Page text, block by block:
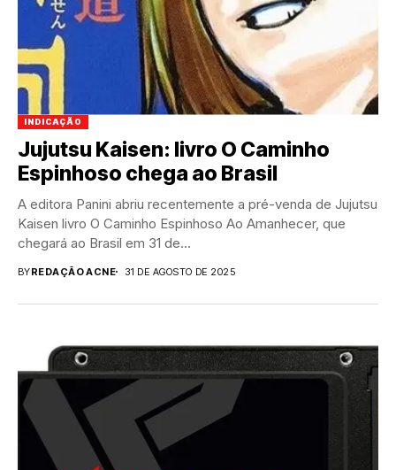
INDICAÇÃO
Jujutsu Kaisen: livro O Caminho
Espinhoso chega ao Brasil
A editora Panini abriu recentemente a pré-venda de Jujutsu
Kaisen livro O Caminho Espinhoso Ao Amanhecer, que
chegará ao Brasil em 31 de...
BYREDAÇÃO ACNE 31 DE AGOSTO DE 2025